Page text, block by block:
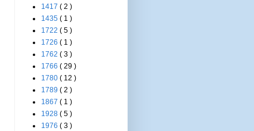
1417 ( 2 )
1435 ( 1 )
1722 ( 5 )
1726 ( 1 )
1762 ( 3 )
1766 ( 29 )
1780 ( 12 )
1789 ( 2 )
1867 ( 1 )
1928 ( 5 )
1976 ( 3 )